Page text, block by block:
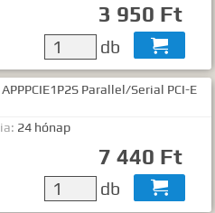
3 betűs szót, vagy valamilyen
kifejezést.
szórész*
+szó
-szó
3 950 Ft
db 
Parallel/Serial PCI-E
24 hónap
7 440 Ft
db 